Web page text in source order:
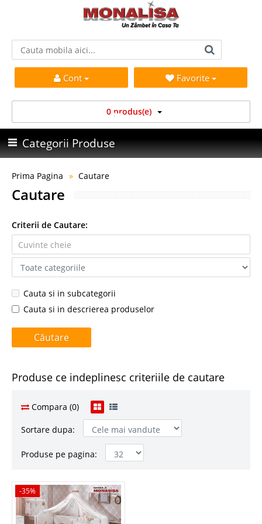
Cont Favorite
0 produs(e)
Categorii Produse
Prima Pagina Cautare
Cautare
Criterii de Cautare:
Cauta si in subcategorii
Cauta si in descrierea produselor
Produse ce indeplinesc criteriile de cautare
Compara (0)
Sortare dupa:
Produse pe pagina:
-35%
-35%